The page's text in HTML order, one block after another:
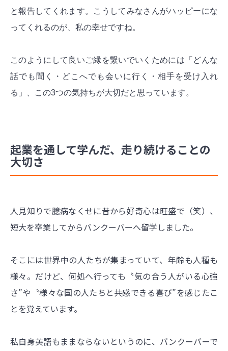
と報告してくれます。こうしてみなさんがハッピーにな
ってくれるのが、私の幸せですね。
このようにして良いご縁を繋いでいくためには「どんな
話でも聞く・どこへでも会いに行く・相手を受け入れ
る」、この3つの気持ちが大切だと思っています。
起業を通して学んだ、走り続けることの
大切さ
人見知りで臆病なくせに昔から好奇心は旺盛で（笑）、
短大を卒業してからバンクーバーへ留学しました。
そこには世界中の人たちが集まっていて、年齢も人種も
様々。だけど、何処へ行っても〝気の合う人がいる心強
さ”や〝様々な国の人たちと共感できる喜び”を感じたこ
とを覚えています。
私自身英語もままならないというのに、バンクーバーで